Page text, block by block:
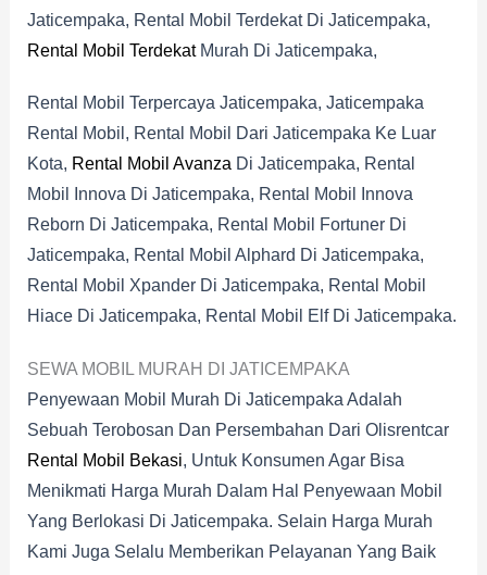
Jaticempaka, Rental Mobil Terdekat Di Jaticempaka,
Rental Mobil TerdekatMurah Di Jaticempaka,
Rental Mobil Terpercaya Jaticempaka, Jaticempaka
Rental Mobil, Rental Mobil Dari Jaticempaka Ke Luar
Kota, Rental Mobil Avanza Di Jaticempaka, Rental
Mobil Innova Di Jaticempaka, Rental Mobil Innova
Reborn Di Jaticempaka, Rental Mobil Fortuner Di
Jaticempaka, Rental Mobil Alphard Di Jaticempaka,
Rental Mobil Xpander Di Jaticempaka, Rental Mobil
Hiace Di Jaticempaka, Rental Mobil Elf Di Jaticempaka.
SEWA MOBIL MURAH DI JATICEMPAKA
Penyewaan Mobil Murah Di Jaticempaka Adalah
Sebuah Terobosan Dan Persembahan Dari Olisrentcar
Rental Mobil Bekasi, Untuk Konsumen Agar Bisa
Menikmati Harga Murah Dalam Hal Penyewaan Mobil
Yang Berlokasi Di Jaticempaka. Selain Harga Murah
Kami Juga Selalu Memberikan Pelayanan Yang Baik